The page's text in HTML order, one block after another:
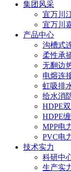
集团风采
宜万川
宜万川
产品中心
沟槽式
柔性承
无翻边
电熔连
虹吸排
给水消
HDPE
HDPE
MPP电
PVC电
技术实力
科研中
生产实